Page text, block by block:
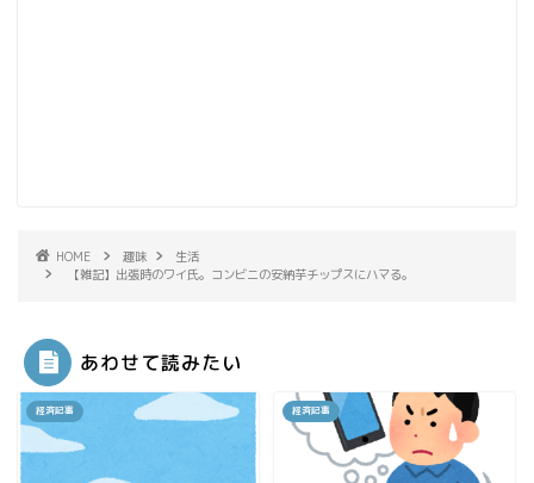
HOME 趣味
生活
【雑記】出張時のワイ氏。コンビニの安納芋チップスにハマる。
あわせて読みたい
経済記事 経済記事